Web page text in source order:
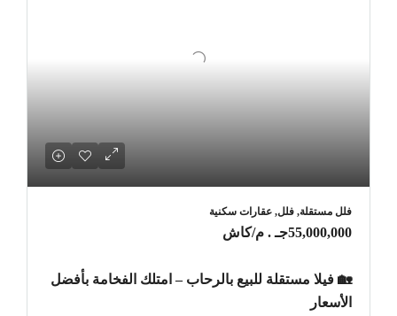
فلل مستقلة, فلل, عقارات سكنية
55,000,000جـ . م /كاش
🏡 فيلا مستقلة للبيع بالرحاب – امتلك الفخامة بأفضل
الأسعار